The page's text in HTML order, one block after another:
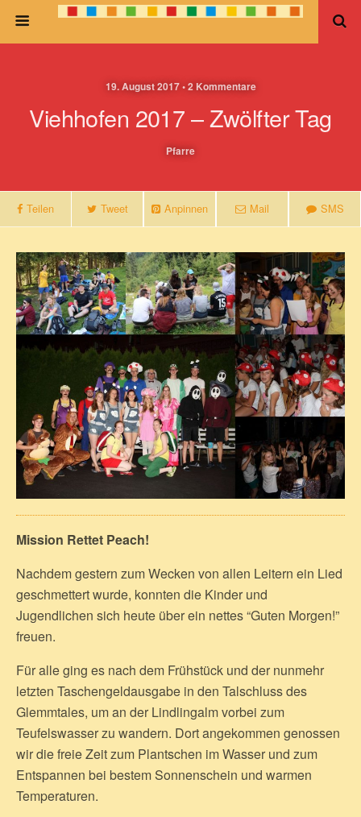
19. August 2017 • 2 Kommentare
Viehhofen 2017 – Zwölfter Tag
Pfarre
Teilen Tweet Anpinnen Mail SMS
Mission Rettet Peach!
Nachdem gestern zum Wecken von allen Leitern ein Lied
geschmettert wurde, konnten die Kinder und
Jugendlichen sich heute über ein nettes “Guten Morgen!”
freuen.
Für alle ging es nach dem Frühstück und der nunmehr
letzten Taschengeldausgabe in den Talschluss des
Glemmtales, um an der Lindlingalm vorbei zum
Teufelswasser zu wandern. Dort angekommen genossen
wir die freie Zeit zum Plantschen im Wasser und zum
Entspannen bei bestem Sonnenschein und warmen
Temperaturen.